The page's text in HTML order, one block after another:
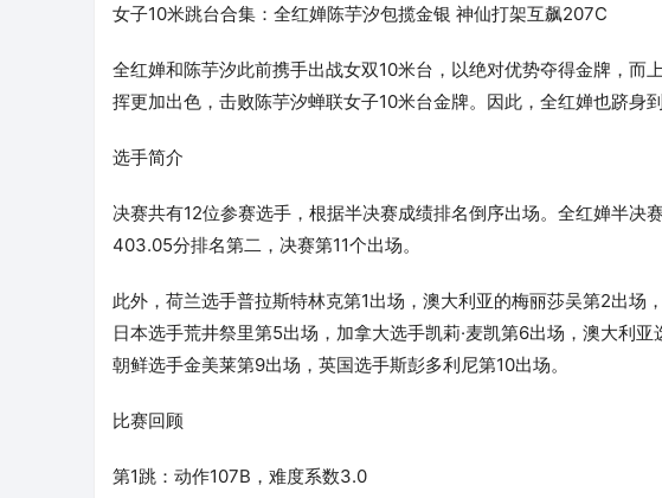
女子10米跳台合集：全红婵陈芋汐包揽金银 神仙打架互飙207C
全红婵和陈芋汐此前携手出战女双10米台，以绝对优势夺得金牌，而
挥更加出色，击败陈芋汐蝉联女子10米台金牌。因此，全红婵也跻身
选手简介
决赛共有12位参赛选手，根据半决赛成绩排名倒序出场。全红婵半
403.05分排名第二，决赛第11个出场。
此外，荷兰选手普拉斯特林克第1出场，澳大利亚的梅丽莎吴第2出场
日本选手荒井祭里第5出场，加拿大选手凯莉·麦凯第6出场，澳大利
朝鲜选手金美莱第9出场，英国选手斯彭多利尼第10出场。
比赛回顾
第1跳：动作107B，难度系数3.0